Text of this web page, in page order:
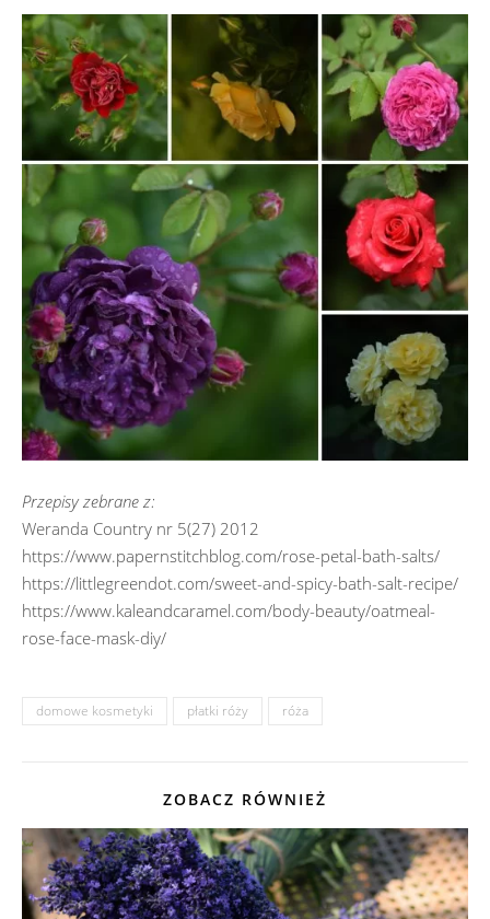
Przepisy zebrane z:
Weranda Country nr 5(27) 2012
https://www.papernstitchblog.com/rose-petal-bath-salts/
https://littlegreendot.com/sweet-and-spicy-bath-salt-recipe/
https://www.kaleandcaramel.com/body-beauty/oatmeal-
rose-face-mask-diy/
domowe kosmetyki płatki róży róża
ZOBACZ RÓWNIEŻ